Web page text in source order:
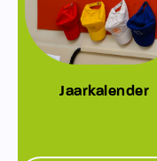
Jaarkalender